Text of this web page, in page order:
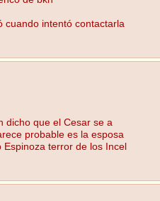
cuando intentó contactarla
dicho que el Cesar se a
probable es la esposa
Espinoza terror de los Incel